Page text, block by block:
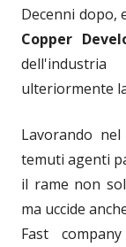
Decenni dopo,
Copper
ulteriormente
Lavorando
temuti agenti
il rame non
ma uccide
Fast